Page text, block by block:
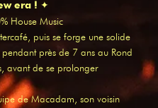
era ! ✦
House Music
puis se forge une solide
près de 7 ans au Rond
avant de se prolonger
de Macadam, son voisin